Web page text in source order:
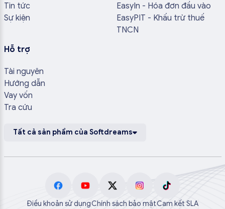
Tin tức
Sự kiện
EasyIn - Hóa đơn đầu vào
EasyPIT - Khấu trừ thuế
TNCN
Hỗ trợ
Tài nguyên
Hướng dẫn
Vay vốn
Tra cứu
Tất cả sản phẩm của Softdreams
Điều khoản sử dụngChính sách bảo mậtCam kết SLA